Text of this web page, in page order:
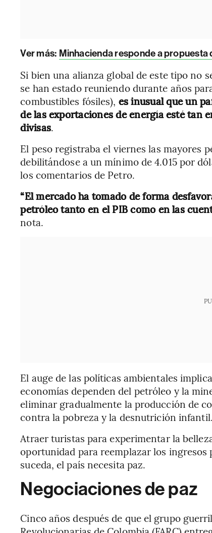
Ver más: Minhacienda responde a propuesta
Si bien una alianza global de este tipo no
se han estado reuniendo durante años
combustibles fósiles), es inusual que un
de las exportaciones de energía esté tan
divisas.
El peso registraba el viernes las mayores
debilitándose a un mínimo de 4.015 por
los comentarios de Petro.
“El mercado ha tomado de forma
petróleo tanto en el PIB como en las
nota.
El auge de las políticas ambientales
economías dependen del petróleo y la
eliminar gradualmente la producción de
contra la pobreza y la desnutrición infantil.
Atraer turistas para experimentar la
oportunidad para reemplazar los
suceda, el país necesita paz.
Negociaciones de paz
Cinco años después de que el grupo